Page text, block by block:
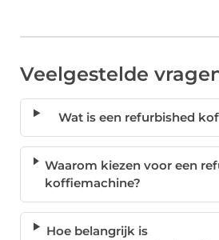
Veelgestelde
Wat is een refurbished
Waarom kiezen voor een
koffiemachine?
Hoe belangrijk is